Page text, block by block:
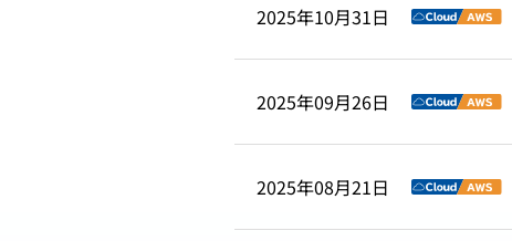
2025年10月31日
2025年09月26日
2025年08月21日